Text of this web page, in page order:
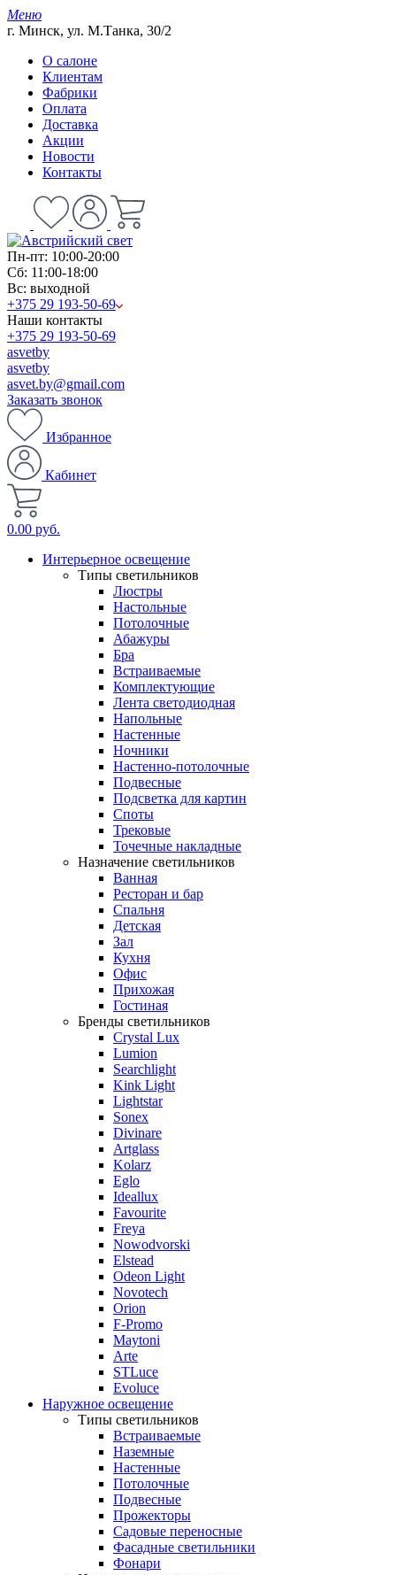
Меню
г. Минск, ул. М.Танка, 30/2
О салоне
Клиентам
Фабрики
Оплата
Доставка
Акции
Новости
Контакты
Пн-пт: 10:00-20:00
Сб: 11:00-18:00
Вс: выходной
+375 29 193-50-69
Наши контакты
+375 29 193-50-69
asvetby
asvetby
asvet.by@gmail.com
Заказать звонок
Избранное
Кабинет
0.00 руб.
Интерьерное освещение
Типы светильников
Люстры
Настольные
Потолочные
Абажуры
Бра
Встраиваемые
Комплектующие
Лента светодиодная
Напольные
Настенные
Ночники
Настенно-потолочные
Подвесные
Подсветка для картин
Споты
Трековые
Точечные накладные
Назначение светильников
Ванная
Ресторан и бар
Спальня
Детская
Зал
Кухня
Офис
Прихожая
Гостиная
Бренды светильников
Crystal Lux
Lumion
Searchlight
Kink Light
Lightstar
Sonex
Divinare
Artglass
Kolarz
Eglo
Ideallux
Favourite
Freya
Nowodvorski
Elstead
Odeon Light
Novotech
Orion
F-Promo
Maytoni
Arte
STLuce
Evoluce
Наружное освещение
Типы светильников
Встраиваемые
Наземные
Настенные
Потолочные
Подвесные
Прожекторы
Садовые переносные
Фасадные светильники
Фонари